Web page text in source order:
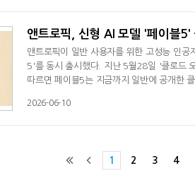
앤트로픽, 신형 AI 모델 '페이블
앤트로픽이 일반 사용자를 위한 고성능 인
5'를 동시 출시했다. 지난 5월28일 '클로드
따르면 페이블5는 지금까지 일반에 공개한
모델 대비 성능 우위가 뚜렷하게 나타나는
2026-06-10
1 2 3 4